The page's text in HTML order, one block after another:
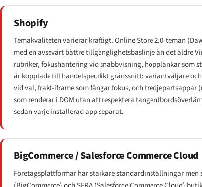
Shopify
Temakvaliteten varierar kraftigt. Online Store 2.0-teman
med en avsevärt bättre tillgänglighetsbaslinje än det äldre
rubriker, fokushantering vid snabbvisning, hopplänkar som
är kopplade till handelspecifikt gränssnitt: variantväljare
vid val, frakt-iframe som fångar fokus, och tredjepartsappar
som renderar i DOM utan att respektera
sedan varje installerad app separat.
BigCommerce / Salesforce Commerce Cloud
Företagsplattformar har starkare standardinställningar men